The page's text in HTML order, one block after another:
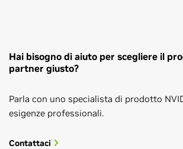
Hai bisogno di aiuto per scegliere il
partner giusto?
Parla con uno specialista di prodotto
esigenze professionali.
Contattaci